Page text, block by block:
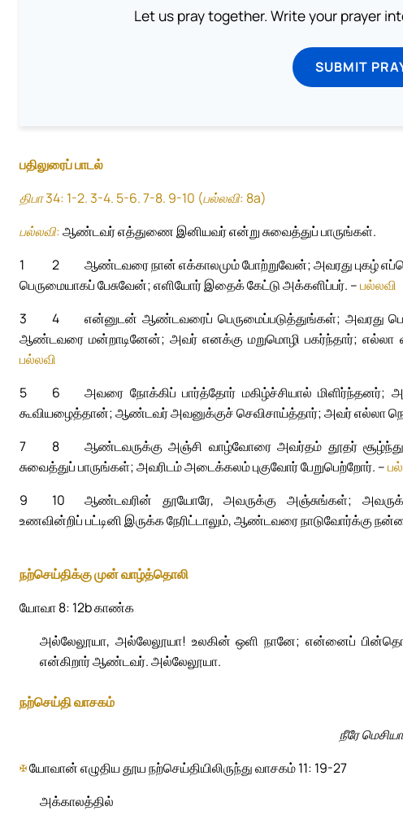
Let us pray together. Write your prayer
SUBMIT
பதிலுரைப் பாடல்
திபா 34: 1-2. 3-4. 5-6. 7-8. 9-10 (பல்லவி: 8a)
பல்லவி:ஆண்டவர் எத்துணை இனியவர் என்று சுவைத்துப் பாருங்கள்.
1
ஆண்டவரை நான் எக்காலமும் போற்றுவேன்; அவரது புகழ்
2
பெருமையாகப் பேசுவேன்; எளியோர் இதைக் கேட்டு அக்களிப்பர். –பல்லவி
3
என்னுடன் ஆண்டவரைப் பெருமைப்படுத்துங்கள்; அவரது
4
ஆண்டவரை மன்றாடினேன்; அவர் எனக்கு மறுமொழி பகர்ந்தார்;
பல்லவி
5
அவரை நோக்கிப் பார்த்தோர் மகிழ்ச்சியால்
6
கூவியழைத்தான்; ஆண்டவர் அவனுக்குச் செவிசாய்த்தார்; அவர் எல்லா
7
ஆண்டவருக்கு அஞ்சி வாழ்வோரை அவர்தம் தூதர் சூழ்ந்து
8
சுவைத்துப் பாருங்கள்; அவரிடம் அடைக்கலம் புகுவோர் பேறுபெற்றோர். –
9
ஆண்டவரின் தூயோரே, அவருக்கு அஞ்சுங்கள்;
10
உணவின்றிப் பட்டினி இருக்க நேரிட்டாலும், ஆண்டவரை நாடுவோர்க்கு
நற்செய்திக்கு முன் வாழ்த்தொலி
யோவா 8: 12b காண்க
அல்லேலூயா, அல்லேலூயா! உலகின் ஒளி நானே; என்னைப்
என்கிறார் ஆண்டவர். அல்லேலூயா.
நற்செய்தி வாசகம்
நீரே
✠யோவான் எழுதிய தூய நற்செய்தியிலிருந்து வாசகம் 11: 19-27
அக்காலத்தில்